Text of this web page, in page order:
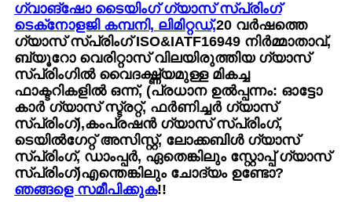
ഗ്വാങ്‌ഷോ ടൈയിംഗ് ഗ്യാസ് സ്പ്രിംഗ്
ടെക്‌നോളജി കമ്പനി, ലിമിറ്റഡ്,20 വർഷത്തെ
ഗ്യാസ് സ്പ്രിംഗ് ISO&IATF16949 നിർമ്മാതാവ്,
ബ്യൂറോ വെരിറ്റാസ് വിലയിരുത്തിയ ഗ്യാസ്
സ്പ്രിംഗിൽ വൈദഗ്ദ്ധ്യമുള്ള മികച്ച
ഫാക്ടറികളിൽ ഒന്ന്, (പ്രധാന ഉൽപ്പന്നം: ഓട്ടോ
കാർ ഗ്യാസ് സ്ട്രറ്റ്, ഫർണിച്ചർ ഗ്യാസ്
സ്പ്രിംഗ്),കംപ്രഷൻ ഗ്യാസ് സ്പ്രിംഗ്,
ടെയിൽഗേറ്റ് അസിസ്റ്റ്, ലോക്കബിൾ ഗ്യാസ്
സ്പ്രിംഗ്, ഡാംപ്പർ, ഏതെങ്കിലും സ്റ്റോപ്പ് ഗ്യാസ്
സ്പ്രിംഗ്)എന്തെങ്കിലും ചോദ്യം ഉണ്ടോ?
ഞങ്ങളെ സമീപിക്കുക!!